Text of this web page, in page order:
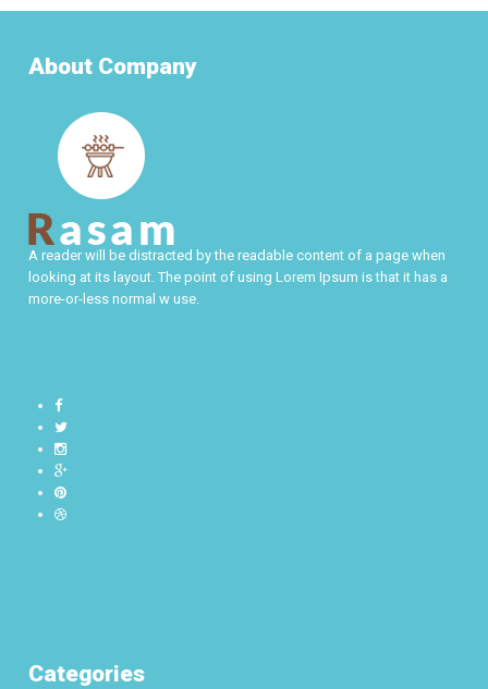
About Company
A reader will be distracted by the readable content of a page when
looking at its layout. The point of using Lorem Ipsum is that it has a
more-or-less normal w use.
Categories